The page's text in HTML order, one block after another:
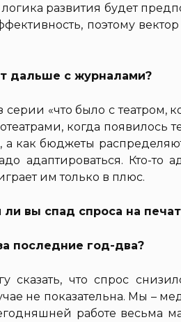
развития будет
поэтому
дальше с журналами?
серии «что было с театром,
когда появилось
а как бюджеты
адаптироваться. Кто-то
им только в плюс.
вы спад спроса на
последние год-два?
сказать, что спрос
не показательна. Мы –
работе весьма